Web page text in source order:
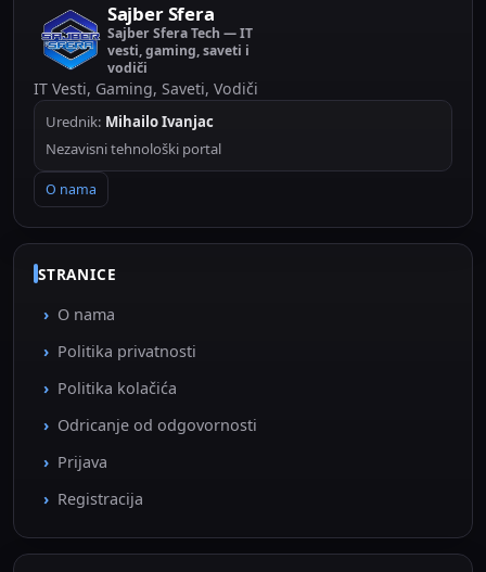
Sajber Sfera
Sajber Sfera Tech — IT
vesti, gaming, saveti i
vodiči
IT Vesti, Gaming, Saveti, Vodiči
Urednik: Mihailo Ivanjac
Nezavisni tehnološki portal
O nama
STRANICE
O nama
Politika privatnosti
Politika kolačića
Odricanje od odgovornosti
Prijava
Registracija